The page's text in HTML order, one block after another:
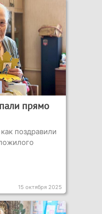
прямо
поздравили
15 октября 2025